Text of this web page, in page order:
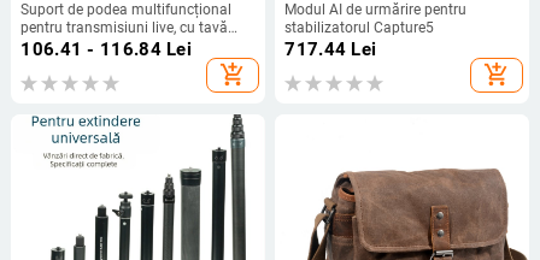
Suport de podea multifuncțional
pentru transmisiuni live, cu tavă
pentru cardul de sunet și suport
pentru telefon; Brand: PULUZ/Fat
Cow; Model: PU626B; Material:
Aplicabil: General
106.41 - 116.84Lei
add_shopping_cart
Modul AI de urmărire pentru
stabilizatorul Capture5
717.44 Lei
add_shopping_cart